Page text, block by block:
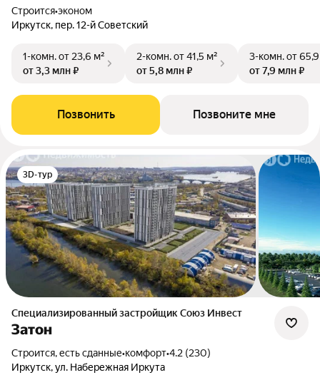
Строится•эконом
Иркутск, пер. 12-й Советский
1-комн.от 23,6 м²
от 3,3 млн ₽
2-комн.от 41,5 м²
от 5,8 млн ₽
3-комн.от
от 7,9 млн ₽
Позвонить Позвоните мне
3D-тур
Специализированный застройщик Союз Инвест
Затон
Строится, есть сданные•комфорт•4.2 (230)
Иркутск, ул. Набережная Иркута